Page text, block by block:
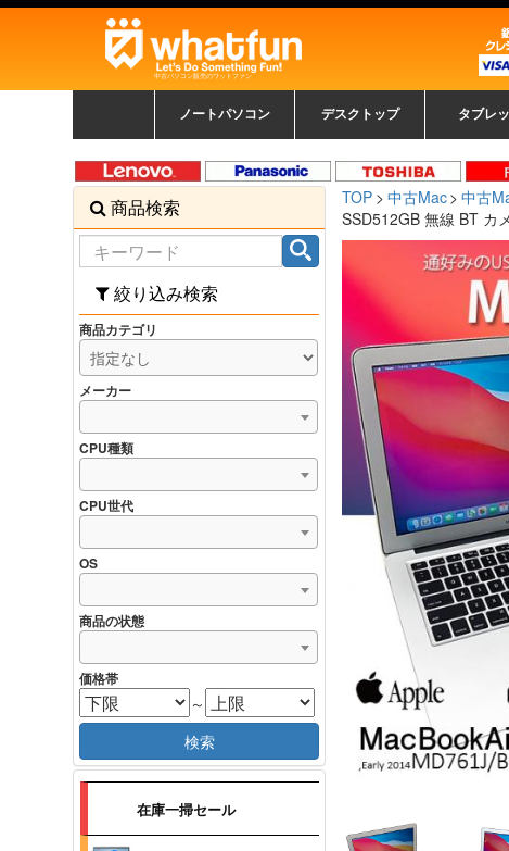
中古パソコン販売のワットファン
ノートパソコン
覧
パソコン
ッカード
デスクトップ
中古デスクトップ一覧
新品デスクトップ一
覧
ゲーミングパソコン
トレーディングパソ
コン
ッカー
タブレ
TOP 中古Mac 中古
SSD512GB 無線 BT カ
商品検索
絞り込み検索
商品カテゴリ
メーカー
CPU種類
CPU世代
OS
商品の状態
価格帯
～
検索
在庫一掃セール